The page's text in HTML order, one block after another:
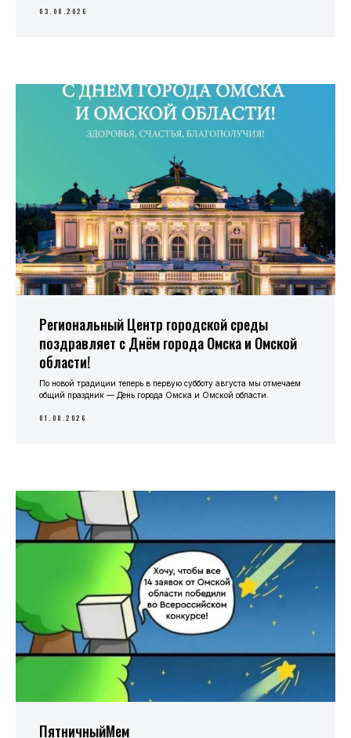
03.08.2026
Региональный Центр городской среды
поздравляет с Днём города Омска и Омской
области!
По новой традиции теперь в первую субботу августа мы отмечаем
общий праздник — День города Омска и Омской области.
01.08.2026
ПятничныйМем